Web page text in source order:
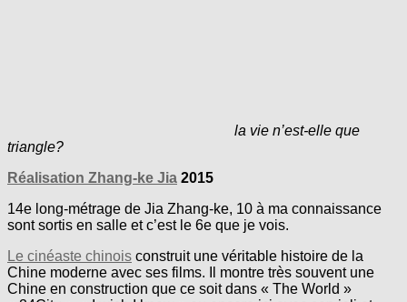
la vie n’est-elle que
triangle?
Réalisation Zhang-ke Jia 2015
14e long-métrage de Jia Zhang-ke, 10 à ma connaissance
sont sortis en salle et c’est le 6e que je vois.
Le cinéaste chinois construit une véritable histoire de la
Chine moderne avec ses films. Il montre très souvent une
Chine en construction que ce soit dans « The World »